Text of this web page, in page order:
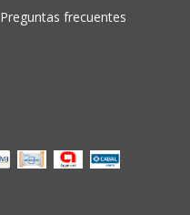
Preguntas frecuentes